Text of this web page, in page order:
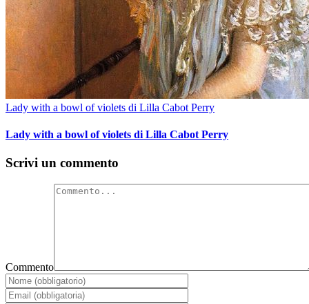
Lady with a bowl of violets di Lilla Cabot Perry
Lady with a bowl of violets di Lilla Cabot Perry
Scrivi un commento
Commento